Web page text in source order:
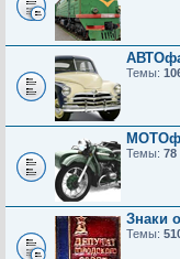
Темы:
Темы: 78
Знаки
Темы: